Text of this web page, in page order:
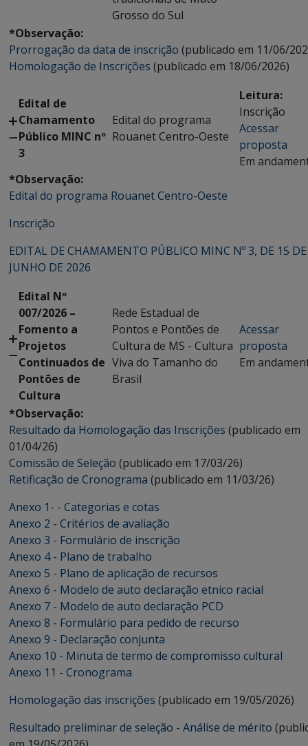
Grosso do Sul
*Observação:
Prorrogação da data de inscrição (publicado em 11/06/
Homologação de Inscrições (publicado em 18/06/2026)
Edital de
Chamamento
Público MINC nº
3
Edital do programa
Rouanet Centro-Oeste
Leitura:
Inscrição
Acessar
proposta
Em
*Observação:
Edital do programa Rouanet Centro-Oeste
Inscrição
EDITAL DE CHAMAMENTO PÚBLICO MINC Nº 3, DE 15 DE
JUNHO DE 2026
Edital Nº
007/2026 –
Fomento a
Projetos
Continuados de
Pontões de
Cultura
Rede Estadual de
Pontos e Pontões de
Cultura de MS - Cultura
Viva do Tamanho do
Brasil
Acessar
proposta
Em
*Observação:
Resultado da Homologação das Inscrições (publicado em
01/04/26)
Comissão de Seleção (publicado em 17/03/26)
Retificação de Cronograma (publicado em 11/03/26)
Anexo 1- - Categorias e cotas
Anexo 2 - Critérios de avaliação
Anexo 3 - Formulário de inscrição
Anexo 4 - Plano de trabalho
Anexo 5 - Plano de aplicação de recursos
Anexo 6 - Modelo de auto declaração etnico racial
Anexo 7 - Modelo de auto declaração PCD
Anexo 8 - Formulário para pedido de recurso
Anexo 9 - Declaração conjunta
Anexo 10 - Minuta de termo de compromisso cultural
Anexo 11 - Cronograma
Homologação das inscrições (publicado em 19/05/2026)
Resultado preliminar de seleção - Análise de mérito